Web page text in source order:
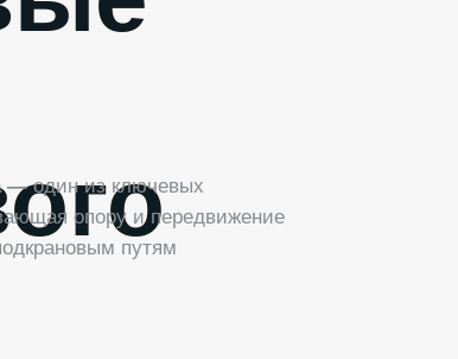
—один из ключевых
опору и передвижение
путям